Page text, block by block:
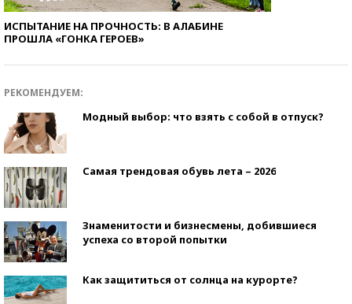
ИСПЫТАНИЕ НА ПРОЧНОСТЬ: В АЛАБИНЕ
ПРОШЛА «ГОНКА ГЕРОЕВ»
РЕКОМЕНДУЕМ:
Модный выбор: что взять с собой в отпуск?
Самая трендовая обувь лета – 2026
Знаменитости и бизнесмены, добившиеся
успеха со второй попытки
Как защититься от солнца на курорте?